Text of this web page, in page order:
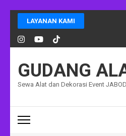
Lompat
ke
konten
Enter)
LAYANAN KAMI
GUDANG
Sewa Alat dan Dekorasi Event